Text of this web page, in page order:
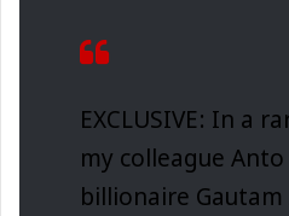
EXCLUSIVE: In a
my colleague
billionaire